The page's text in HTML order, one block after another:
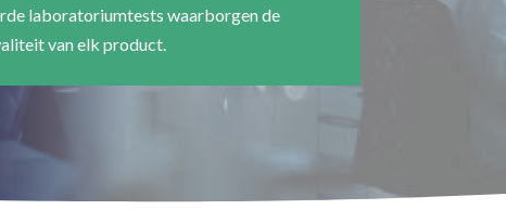
laboratoriumtests waarborgen de
van elk product.